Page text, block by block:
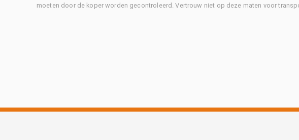
moeten door de koper worden gecontroleerd. Vertrouw niet op deze maten voor